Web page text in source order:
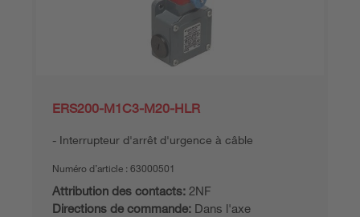
ERS200-M1C3-M20-HLR
Interrupteur d'arrêt d'urgence à câble
Numéro d’article : 63000501
Attribution des contacts: 2NF
Directions de commande: Dans l'axe